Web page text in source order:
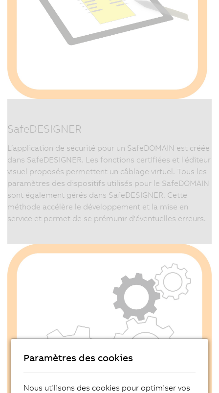
SafeDESIGNER
L’application de sécurité pour un SafeDOMAIN est créée
dans SafeDESIGNER. Les fonctions certifiées et l'éditeur
visuel proposés permettent un câblage virtuel. Tous les
paramètres des dispositifs utilisés pour le SafeDOMAIN
sont également gérés dans SafeDESIGNER. Cette
méthode accélère le développement et la mise en
service et permet de se prémunir d'éventuelles erreurs.
Paramètres des cookies
Nous utilisons des cookies pour optimiser vos